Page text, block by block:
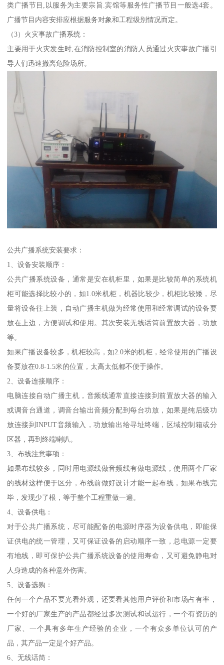
类广播节目,以服务为主要宗旨.宾馆等服务性广播节目一般选4套。
广播节目内容安排应根据服务对象和工程级别情况而定。
（3）火灾事故广播系统：
主要用于火灾发生时,在消防控制室的消防人员通过火灾事故广播引
导人们迅速撤离危险场所。
公共广播系统安装要求：
1、设备安装顺序：
公共广播系统设备，通常是安在机柜里，如果是比较简单的系统机
柜可能选择比较小的，如1.0米机柜，机器比较少，机柜比较矮，尽
量将设备往上装，自动广播主机做为经常使用和经常调试的设备要
放在上边，方便调试和使用。其次安装无线话筒前置放大器，功放
等。
如果广播设备较多，机柜较高，如2.0米的机柜，经常使用的广播设
备要放在0.8-1.5米的位置，太高太低都不便于操作。
2、设备连接顺序：
电脑连接自动广播主机，音频线通常直接连接到前置放大器的输入
或调音台通道，调音台输出音频分配到每台功放，如果是纯后级功
放连接到INPUT音频输入，功放输出给寻址终端，区域控制箱或分
区器，再到终端喇叭。
3、布线注意事项：
如果布线较多，同时用电源线做音频线有做电源线，使用两个厂家
的线材这样便于区分，布线前做好设计才能一起布线，如果布线完
毕，发现少了根，等于整个工程重做一遍。
4、设备供电：
对于公共广播系统，尽可能配备的电源时序器为设备供电，即能保
证供电的统一管理，又可保证设备的启动顺序一致，总电源一定要
有地线，即可保护公共广播系统设备的使用寿命，又可避免静电对
人身造成的各种意外伤害。
5、设备选购：
任何一个产品不要光看外观，还要看其他用户评价和市场占有率，
一个好的厂家生产的产品都经过多次测试和试运行，一个有资历的
厂家、一个具有多年生产经验的企业，一个有众多单位认可的产
品，其产品一定是个好产品。
6、无线话筒：